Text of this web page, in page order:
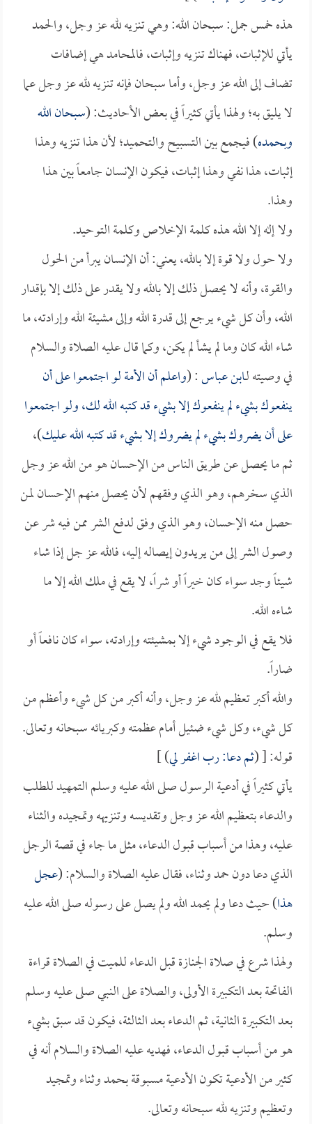
هذه خمس جمل: سبحان الله: وهي تنزيه لله عز وجل، والحمد
يأتي للإثبات، فهناك تنزيه وإثبات، فالمحامد هي إضافات
تضاف إلى الله عز وجل، وأما سبحان فإنه تنزيه لله عز وجل عما
لا يليق به؛ ولهذا يأتي كثيراً في بعض الأحاديث: (سبحان الله
وبحمده) فيجمع بين التسبيح والتحميد؛ لأن هذا تنزيه وهذا
إثبات، هذا نفي وهذا إثبات، فيكون الإنسان جامعاً بين هذا
وهذا.
ولا إله إلا الله هذه كلمة الإخلاص وكلمة التوحيد.
ولا حول ولا قوة إلا بالله، يعني: أن الإنسان يبرأ من الحول
والقوة، وأنه لا يحصل ذلك إلا بالله ولا يقدر على ذلك إلا بإقدار
الله، وأن كل شيء يرجع إلى قدرة الله وإلى مشيئة الله وإرادته، ما
شاء الله كان وما لم يشأ لم يكن، وكما قال عليه الصلاة والسلام
في وصيته لـابن عباس: (واعلم أن الأمة لو اجتمعوا على أن
ينفعوك بشيء لم ينفعوك إلا بشيء قد كتبه الله لك، ولو اجتمعوا
على أن يضروك بشيء لم يضروك إلا بشيء قد كتبه الله عليك)،
ثم ما يحصل عن طريق الناس من الإحسان هو من الله عز وجل
الذي سخرهم، وهو الذي وفقهم لأن يحصل منهم الإحسان لمن
حصل منه الإحسان، وهو الذي وفق لدفع الشر ممن فيه شر عن
وصول الشر إلى من يريدون إيصاله إليه، فالله عز جل إذا شاء
شيئاً وجد سواء كان خيراً أو شراً، لا يقع في ملك الله إلا ما
شاءه الله.
فلا يقع في الوجود شيء إلا بمشيئته وإرادته، سواء كان نافعاً أو
ضاراً.
والله أكبر تعظيم لله عز وجل، وأنه أكبر من كل شيء وأعظم من
كل شيء، وكل شيء ضئيل أمام عظمته وكبريائه سبحانه وتعالى.
قوله: [ (ثم دعا: رب اغفر لي) ]
يأتي كثيراً في أدعية الرسول صلى الله عليه وسلم التمهيد للطلب
والدعاء بتعظيم الله عز وجل وتقديسه وتنزيهه وتمجيده والثناء
عليه، وهذا من أسباب قبول الدعاء، مثل ما جاء في قصة الرجل
الذي دعا دون حمد وثناء، فقال عليه الصلاة والسلام: (عجل
هذا) حيث دعا ولم يحمد الله ولم يصل على رسوله صلى الله عليه
وسلم.
ولهذا شرع في صلاة الجنازة قبل الدعاء للميت في الصلاة قراءة
الفاتحة بعد التكبيرة الأولى، والصلاة على النبي صلى عليه وسلم
بعد التكبيرة الثانية، ثم الدعاء بعد الثالثة، فيكون قد سبق بشيء
هو من أسباب قبول الدعاء، فهديه عليه الصلاة والسلام أنه في
كثير من الأدعية تكون الأدعية مسبوقة بحمد وثناء وتمجيد
وتعظيم وتنزيه لله سبحانه وتعالى.